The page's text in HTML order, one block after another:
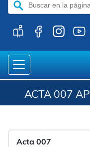
ACTA 007
Acta 007